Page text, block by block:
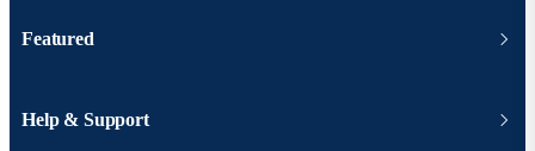
Featured
Help & Support